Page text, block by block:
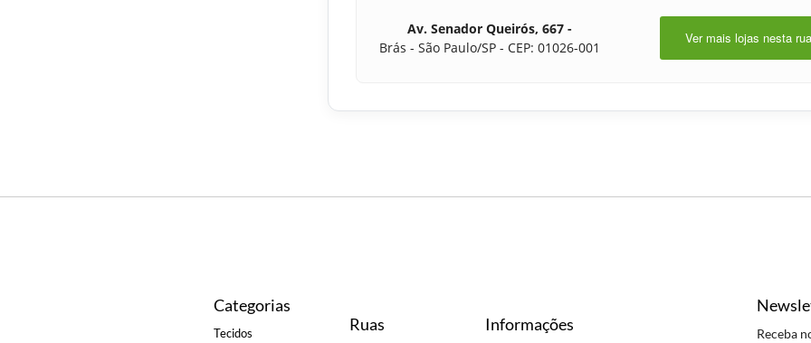
Av. Senador Queirós, 667 -
Brás - São Paulo/SP - CEP: 01026-001
Ver mais lojas nesta rua
Categorias
Tecidos
Ruas Informações Receba